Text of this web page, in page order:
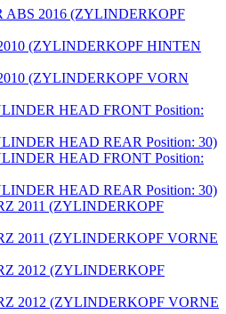
ABS 2016 (ZYLINDERKOPF
(ZYLINDERKOPF HINTEN
(ZYLINDERKOPF VORN
HEAD FRONT Position:
HEAD REAR Position: 30)
HEAD FRONT Position:
HEAD REAR Position: 30)
2011 (ZYLINDERKOPF
2011 (ZYLINDERKOPF VORNE
2012 (ZYLINDERKOPF
2012 (ZYLINDERKOPF VORNE